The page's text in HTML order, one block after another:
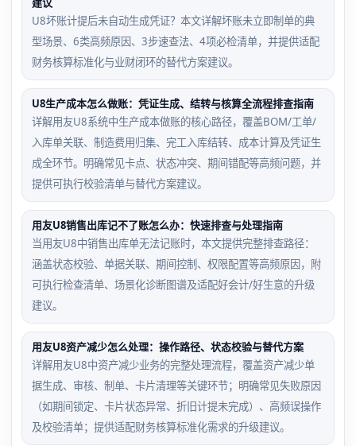
U8坏账计提后未自动生成凭证？本文详解坏账未立即制单的典
型场景、6类高频原因、3步速查法、4项必检清单，并提供适配
财务核算标准化与业财闭环的替代方案建议。
U8生产成本怎么做账：凭证生成、结转与核算全流程排查指南
详解用友U8系统中生产成本做账的核心路径，覆盖BOM/工单/
入库单关联、制造费用归集、完工入库结转、成本计算及凭证生
成全环节。明确常见卡点、状态冲突、期间错配等高频问题，并
提供可执行校验清单与替代方案建议。
用友U8销售出库记不了账怎么办：快速排查与处理指南
当用友U8中销售出库单无法记账时，本文提供完整排查路径：
涵盖状态校验、单据关联、期间控制、权限配置等高频原因，附
可执行检查清单、场景化诊断图谱及适配好会计/好生意的升级
建议。
用友U8资产减少怎么处理：操作路径、状态校验与替代方案
详解用友U8中资产减少业务的完整处理流程，覆盖资产减少单
据生成、审核、制单、卡片清理等关键环节；明确常见失败原因
（如期间锁定、卡片状态异常、折旧计提未完成）、高频误操作
及校验清单；提供适配财务核算标准化需求的升级建议。